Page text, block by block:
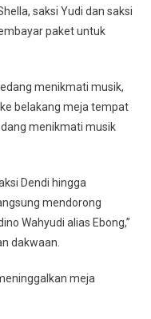
saksi Yudi dan saksi
paket untuk
menikmati musik,
belakang meja tempat
menikmati musik
Dendi hingga
mendorong
Wahyudi alias Ebong,”
dakwaan.
meja